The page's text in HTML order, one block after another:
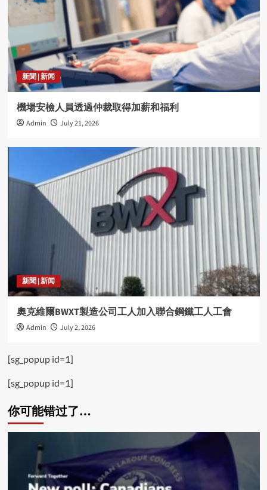
新聞 | 新闻
機場安檢人員透過仲裁取得加薪和福利
Admin July 21, 2026
新聞 | 新闻
奧克維爾BWXT製造公司工人加入聯合鋼鐵工人工會
Admin July 2, 2026
[sg_popup id=1]
[sg_popup id=1]
你可能错过了…